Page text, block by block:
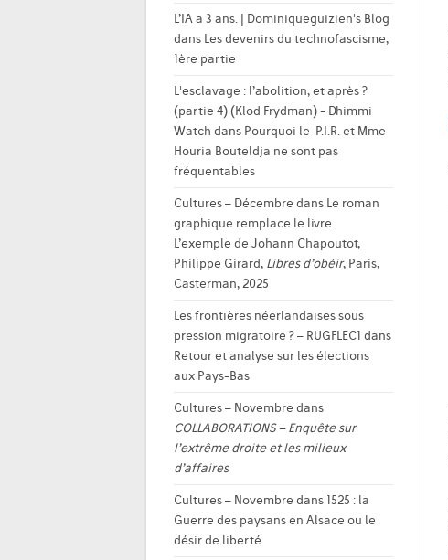
L’IA a 3 ans. | Dominiqueguizien's Blog
dans Les devenirs du technofascisme,
1ère partie
L'esclavage : l’abolition, et après ?
(partie 4) (Klod Frydman) - Dhimmi
Watch dans Pourquoi le P.I.R. et Mme
Houria Bouteldja ne sont pas
fréquentables
Cultures – Décembre dans Le roman
graphique remplace le livre.
L’exemple de Johann Chapoutot,
Philippe Girard, Libres d’obéir, Paris,
Casterman, 2025
Les frontières néerlandaises sous
pression migratoire ? – RUGFLEC1 dans
Retour et analyse sur les élections
aux Pays-Bas
Cultures – Novembre dans
COLLABORATIONS – Enquête sur
l’extrême droite et les milieux
d’affaires
Cultures – Novembre dans 1525 : la
Guerre des paysans en Alsace ou le
désir de liberté